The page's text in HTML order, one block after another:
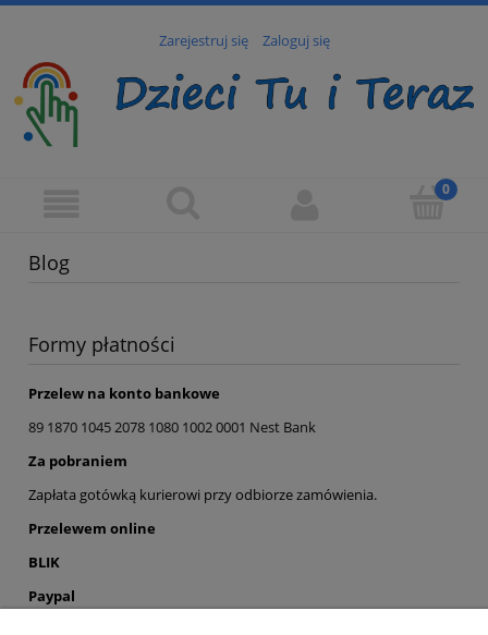
Zarejestruj się Zaloguj się
Blog
Formy płatności
Przelew na konto bankowe
89 1870 1045 2078 1080 1002 0001 Nest Bank
Za pobraniem
Zapłata gotówką kurierowi przy odbiorze zamówienia.
Przelewem online
BLIK
Paypal